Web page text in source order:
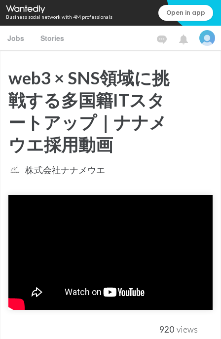
Business social network with 4M professionals Open in app
Jobs Stories
web3 × SNS領域に挑
戦する多国籍ITスタ
ートアップ｜ナナメ
ウエ採用動画
株式会社ナナメウエ
920 views